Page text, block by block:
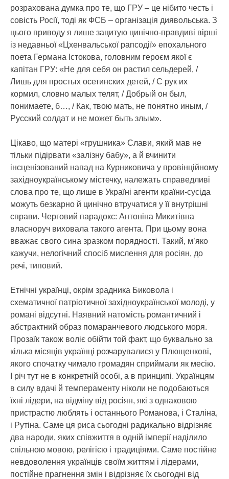
розрахована думка про те, що ГРУ – це нібито честь і
совість Росії, тоді як ФСБ – організація диявольська. З
цього приводу я лише зацитую цинічно-правдиві вірші
із недавньої «Цхенвальської рапсодії» епохального
поета Германа Істокова, головним героєм якої є
капітан ГРУ: «Не для себя он растил сельдерей, /
Лишь для простых осетинских детей, / С рук их
кормил, словно малых телят, / Добрый он был,
понимаете, б…, / Как, твою мать, не понятно иным, /
Русский солдат и не может быть злым».
Цікаво, що матері «грушника» Слави, який мав не
тільки підірвати «залізну бабу», а й вчинити
інсценізований напад на Курниковича у провінційному
західноукраїнському містечку, належать справедливі
слова про те, що лише в Україні агенти країни-сусіда
можуть безкарно й цинічно втручатися у її внутрішні
справи. Черговий парадокс: Антоніна Микитівна
власноруч виховала такого агента. При цьому вона
вважає свого сина зразком порядності. Такий, м’яко
кажучи, нелогічний спосіб мислення для росіян, до
речі, типовий.
Етнічні українці, окрім зрадника Биковола і
схематичної патріотичної західноукраїнської молоді, у
романі відсутні. Наявний натомість романтичний і
абстрактний образ помаранчевого людського моря.
Прозаїк також воліє обійти той факт, що буквально за
кілька місяців українці розчарувалися у Плющенкові,
якого спочатку чимало громадян сприймали як месію.
І річ тут не в конкретній особі, а в принципі. Українцям
в силу вдачі й темпераменту ніколи не подобаються
їхні лідери, на відміну від росіян, які з однаковою
пристрастю люблять і останнього Романова, і Сталіна,
і Рутіна. Саме ця риса сьогодні радикально відрізняє
два народи, яких співжиття в одній імперії наділило
спільною мовою, релігією і традиціями. Саме постійне
невдоволення українців своїм життям і лідерами,
постійне прагнення змін і відрізняє їх сьогодні від